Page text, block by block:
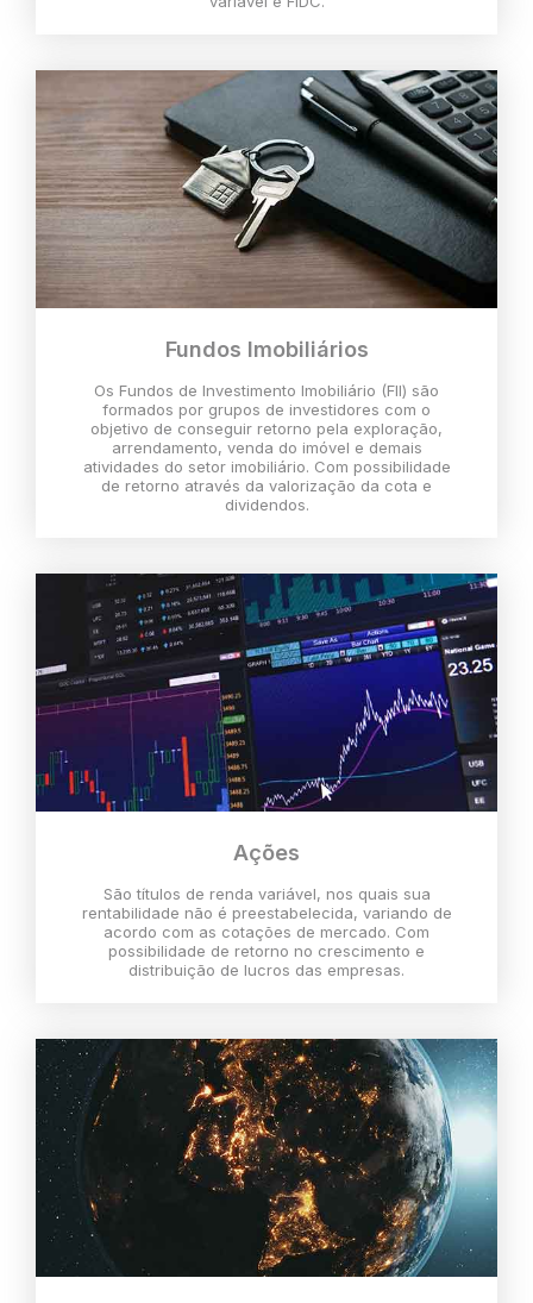
Fundos Imobiliários
Os Fundos de Investimento Imobiliário (FII) são
formados por grupos de investidores com o
objetivo de conseguir retorno pela exploração,
arrendamento, venda do imóvel e demais
atividades do setor imobiliário. Com possibilidade
de retorno através da valorização da cota e
dividendos.
Ações
São títulos de renda variável, nos quais sua
rentabilidade não é preestabelecida, variando de
acordo com as cotações de mercado. Com
possibilidade de retorno no crescimento e
distribuição de lucros das empresas.